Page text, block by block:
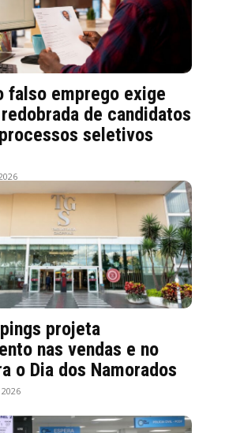
falso emprego exige
de candidatos
seletivos
projeta
nas vendas e no
o Dia dos Namorados